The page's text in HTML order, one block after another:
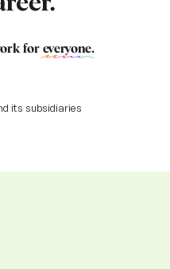
for everyone.
its subsidiaries